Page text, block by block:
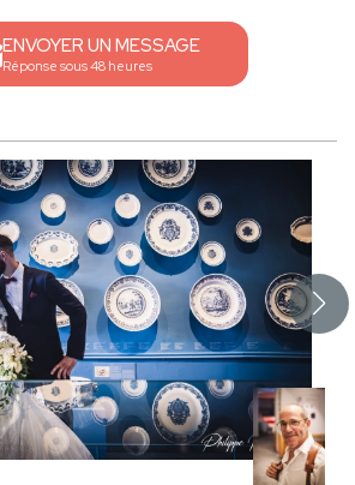
ENVOYER UN MESSAGE
Réponse sous 48 heures